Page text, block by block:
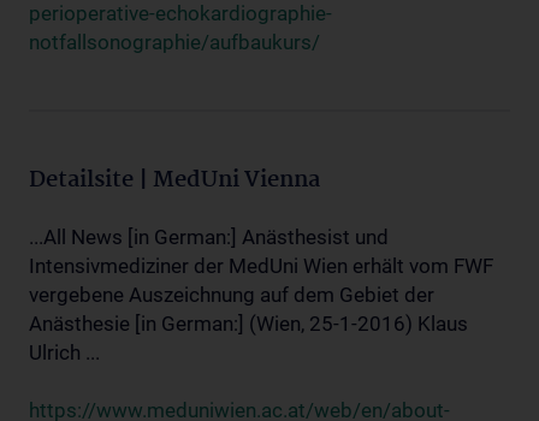
perioperative-echokardiographie-
notfallsonographie/aufbaukurs/
Detailsite | MedUni Vienna
...All News [in German:] Anästhesist und
Intensivmediziner der MedUni Wien erhält vom FWF
vergebene Auszeichnung auf dem Gebiet der
Anästhesie [in German:] (Wien, 25-1-2016) Klaus
Ulrich ...
https://www.meduniwien.ac.at/web/en/about-